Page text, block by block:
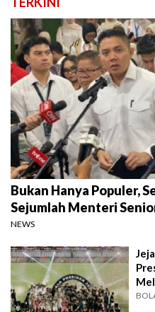
Bukan Hanya Populer,
Sejumlah Menteri
NEWS